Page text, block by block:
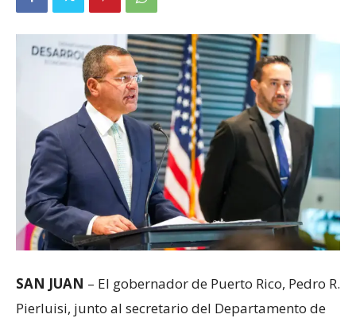
SAN JUAN – El gobernador de Puerto Rico, Pedro R.
Pierluisi, junto al secretario del Departamento de